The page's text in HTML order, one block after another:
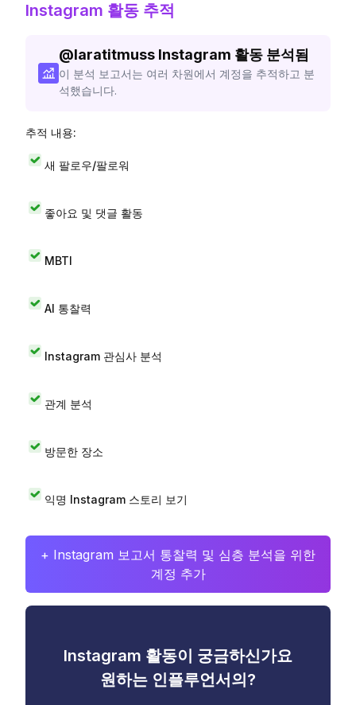
Instagram 활동 추적
@laratitmuss Instagram 활동 분석됨
이 분석 보고서는 여러 차원에서 계정을 추적하고 분
석했습니다.
추적 내용:
새 팔로우/팔로워
좋아요 및 댓글 활동
MBTI
AI 통찰력
Instagram 관심사 분석
관계 분석
방문한 장소
익명 Instagram 스토리 보기
+ Instagram 보고서 통찰력 및 심층 분석을 위한
계정 추가
Instagram 활동이 궁금하신가요
원하는 인플루언서의?